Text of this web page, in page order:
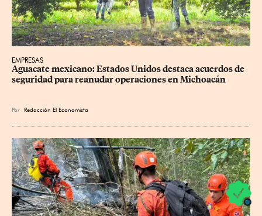
EMPRESAS
Aguacate mexicano: Estados Unidos destaca acuerdos de
seguridad para reanudar operaciones en Michoacán
Por Redacción El Economista